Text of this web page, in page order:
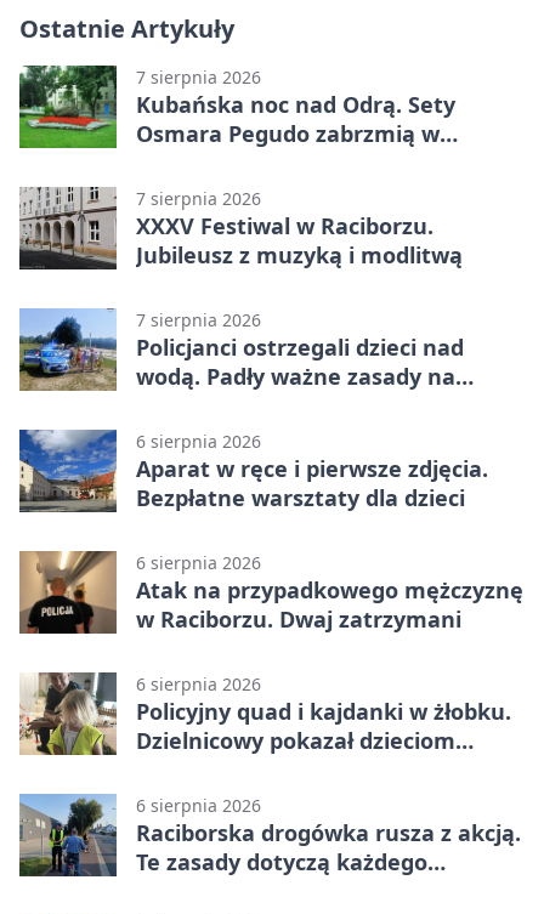
Ostatnie Artykuły
7 sierpnia 2026
Kubańska noc nad Odrą. Sety
Osmara Pegudo zabrzmią w
7 sierpnia 2026
XXXV Festiwal w Raciborzu.
Jubileusz z muzyką i modlitwą
7 sierpnia 2026
Policjanci ostrzegali dzieci nad
wodą. Padły ważne zasady na
6 sierpnia 2026
Aparat w ręce i pierwsze zdjęcia.
Bezpłatne warsztaty dla dzieci
6 sierpnia 2026
Atak na przypadkowego mężczyznę
w Raciborzu. Dwaj zatrzymani
6 sierpnia 2026
Policyjny quad i kajdanki w żłobku.
Dzielnicowy pokazał dzieciom
6 sierpnia 2026
Raciborska drogówka rusza z akcją.
Te zasady dotyczą każdego